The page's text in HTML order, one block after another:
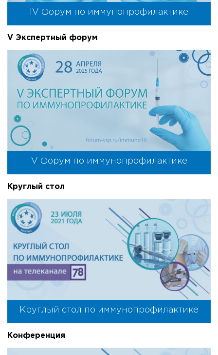
IV Форум по иммунопрофилактике
V Экспертный форум
V Форум по иммунопрофилактике
Круглый стол
Круглый стол по иммунопрофилактике
Конференция